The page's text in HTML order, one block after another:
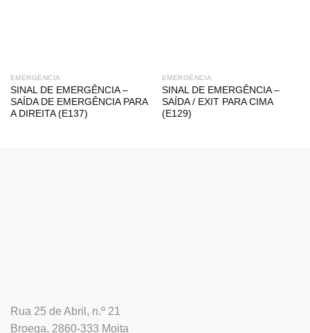
EMERGÊNCIA
SINAL DE EMERGÊNCIA –
SAÍDA DE EMERGÊNCIA PARA
A DIREITA (E137)
EMERGÊNCIA
SINAL DE EMERGÊNCIA –
SAÍDA / EXIT PARA CIMA
(E129)
Rua 25 de Abril, n.º 21
Broega, 2860-333 Moita